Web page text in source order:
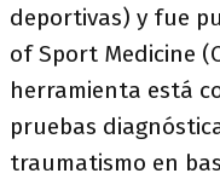
deportivas) y fue
of Sport Medicine
herramienta está
pruebas
traumatismo en